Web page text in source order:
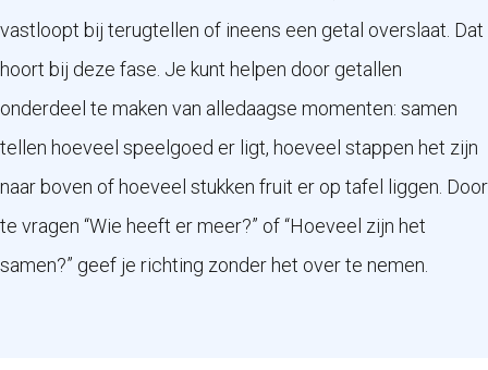
vastloopt bij terugtellen of ineens een getal overslaat. Dat
hoort bij deze fase. Je kunt helpen door getallen
onderdeel te maken van alledaagse momenten: samen
tellen hoeveel speelgoed er ligt, hoeveel stappen het zijn
naar boven of hoeveel stukken fruit er op tafel liggen. Door
te vragen “Wie heeft er meer?” of “Hoeveel zijn het
samen?” geef je richting zonder het over te nemen.